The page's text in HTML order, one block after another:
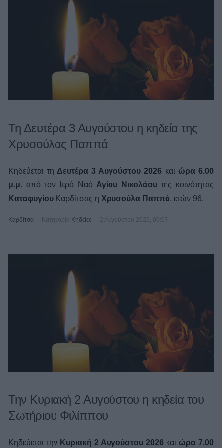
Τη Δευτέρα 3 Αυγούστου η κηδεία της
Χρυσούλας Παππά
Κηδεύεται τη Δευτέρα 3 Αυγούστου 2026 και ώρα 6.00
μ.μ. από τον Ιερό Ναό Αγίου Νικολάουτης κοινότητας
Καταφυγίου Καρδίτσας η Χρυσούλα Παππά, ετών 96.
Καρδίτσα Κατηγορία Κηδείες 2 Αυγούστου 2026, 09:07
Την Κυριακή 2 Αυγούστου η κηδεία του
Σωτήριου Φιλίππου
Κηδεύεται την Κυριακή 2 Αυγούστου 2026 και ώρα 7.00